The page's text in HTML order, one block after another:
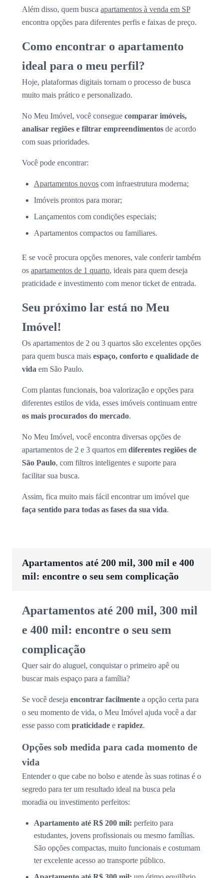
Além disso, quem busca apartamentos à venda em SP
encontra opções para diferentes perfis e faixas de preço.
Como encontrar o apartamento
ideal para o meu perfil?
Hoje, plataformas digitais tornam o processo de busca
muito mais prático e personalizado.
No Meu Imóvel, você consegue comparar imóveis,
analisar regiões e filtrar empreendimentos de acordo
com suas prioridades.
Você pode encontrar:
Apartamentos novos com infraestrutura moderna;
Imóveis prontos para morar;
Lançamentos com condições especiais;
Apartamentos compactos ou familiares.
E se você procura opções menores, vale conferir também
os apartamentos de 1 quarto, ideais para quem deseja
praticidade e investimento com menor ticket de entrada.
Seu próximo lar está no Meu
Imóvel!
Os apartamentos de 2 ou 3 quartos são excelentes opções
para quem busca mais espaço, conforto e qualidade de
vida em São Paulo.
Com plantas funcionais, boa valorização e opções para
diferentes estilos de vida, esses imóveis continuam entre
os mais procurados do mercado.
No Meu Imóvel, você encontra diversas opções de
apartamentos de 2 e 3 quartos em diferentes regiões de
São Paulo, com filtros inteligentes e suporte para
facilitar sua busca.
Assim, fica muito mais fácil encontrar um imóvel que
faça sentido para todas as fases da sua vida.
Apartamentos até 200 mil, 300 mil e 400
mil: encontre o seu sem complicação
Apartamentos até 200 mil, 300 mil
e 400 mil: encontre o seu sem
complicação
Quer sair do aluguel, conquistar o primeiro apê ou
buscar mais espaço para a família?
Se você deseja encontrar facilmente a opção certa para
o seu momento de vida, o Meu Imóvel ajuda você a dar
esse passo com praticidade e rapidez.
Opções sob medida para cada momento de
vida
Entender o que cabe no bolso e atende às suas rotinas é o
segredo para ter um resultado ideal na busca pela
moradia ou investimento perfeitos:
Apartamento até R$ 200 mil: perfeito para
estudantes, jovens profissionais ou mesmo famílias.
São opções compactas, muito funcionais e costumam
ter excelente acesso ao transporte público.